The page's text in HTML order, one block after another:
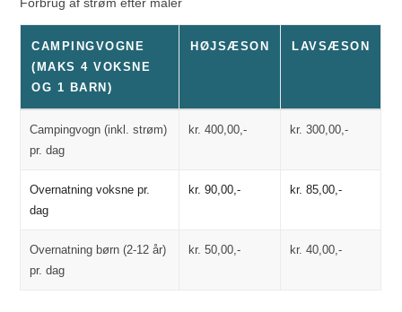
CAMPINGVOGNE
(MAKS 4 VOKSNE
OG 1 BARN)
HØJSÆSON LAVSÆSON
Campingvogn (inkl. strøm)
pr. dag
kr. 400,00,- kr. 300,00,-
Overnatning voksne pr.
dag
kr. 90,00,- kr. 85,00,-
Overnatning børn (2-12 år)
pr. dag
kr. 50,00,- kr. 40,00,-